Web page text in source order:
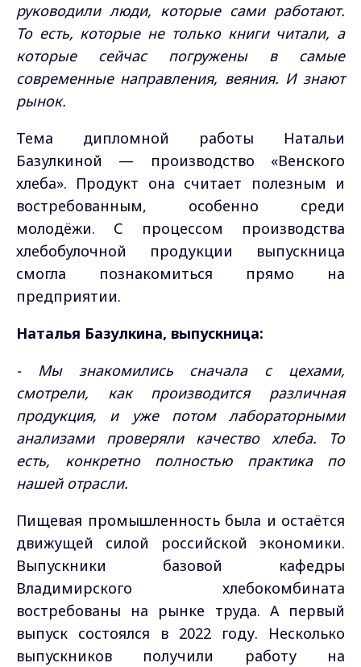
руководили люди, которые сами работают.
То есть, которые не только книги читали, а
которые сейчас погружены в самые
современные направления, веяния. И знают
рынок.
Тема дипломной работы Натальи
Базулкиной — производство «Венского
хлеба». Продукт она считает полезным и
востребованным, особенно среди
молодёжи. С процессом производства
хлебобулочной продукции выпускница
смогла познакомиться прямо на
предприятии.
Наталья Базулкина, выпускница:
- Мы знакомились сначала с цехами,
смотрели, как производится различная
продукция, и уже потом лабораторными
анализами проверяли качество хлеба. То
есть, конкретно полностью практика по
нашей отрасли.
Пищевая промышленность была и остаётся
движущей силой российской экономики.
Выпускники базовой кафедры
Владимирского хлебокомбината
востребованы на рынке труда. А первый
выпуск состоялся в 2022 году. Несколько
выпускников получили работу на